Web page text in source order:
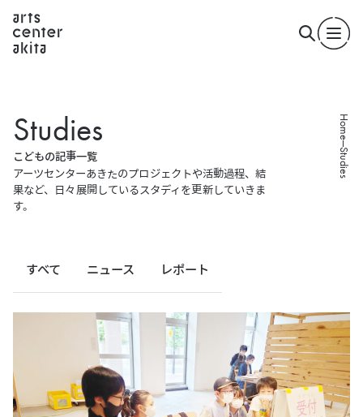
Home
Studies
Studies
こ どもの記事一覧
アーツセンターあきたのプロジェクトや活動過程、結
果など、
日々展開しているスタディを更新していきま
す。
すべて ニュース レポート